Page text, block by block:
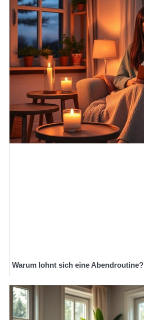
Warum lohnt sich eine Abendroutine?